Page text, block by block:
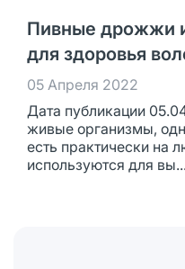
Пивные дрожжи
для здоровья
05 Апреля 2022
Дата публикации
живые организмы,
есть практически на
используются для вы...